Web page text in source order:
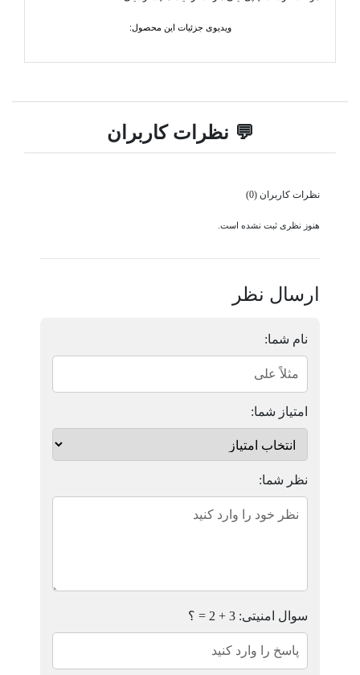
ویدیوی جزئیات این محصول:
💬 نظرات کاربران
نظرات کاربران (0)
هنوز نظری ثبت نشده است.
ارسال نظر
نام شما:
امتیاز شما:
نظر شما:
سوال امنیتی: 3 + 2 = ؟